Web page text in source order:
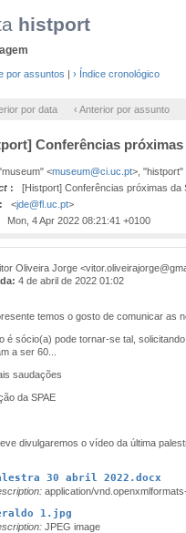
histport
por assuntos | › Índice cronológico
por data ‹ Anterior por assunto
Conferências próximas
<museum@ci.uc.pt>, "histport"
: [Histport] Conferências próximas da
: <jde@fl.uc.pt>
Mon, 4 Apr 2022 08:21:41 +0100
Oliveira Jorge
4 de abril de 2022 01:02
temos o gosto de comunicar as
é sócio(a) pode tornar-se tal,
a ser 60...
saudações
da SPAE
divulgaremos o vídeo da última
30 abril 2022.docx
application/
1.jpg
JPEG image